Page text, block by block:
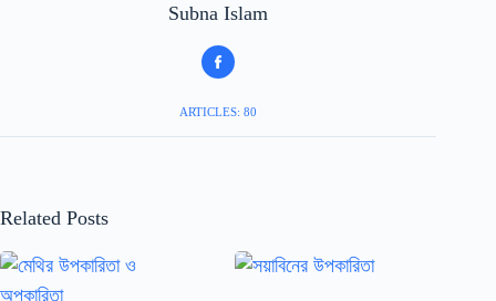
Subna Islam
ARTICLES: 80
Related Posts